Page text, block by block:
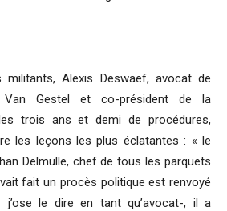
Alexis Deswaef, avocat de
Van Gestel et co-président de la
trois ans et demi de procédures,
les leçons les plus éclatantes : « le
Delmulle, chef de tous les parquets
fait un procès politique est renvoyé
le dire en tant qu’avocat-, il a